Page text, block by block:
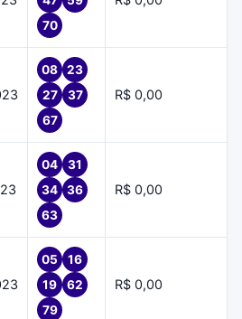
70
08
23
27
37
67
R$ 0,00
04
31
34
36
63
R$ 0,00
05
16
19
62
79
R$ 0,00